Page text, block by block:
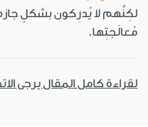
لكِنَّهم لا يُدرِكون بشكلٍ
مُعالَجتِها.
لقراءة كامل المقال يرجى